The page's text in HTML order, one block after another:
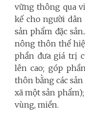
vững thông qua
kế cho người
sản phẩm đặc
nông thôn thể
phần đưa giá trị
lên cao; góp
thôn bằng các
xã một sản
vùng, miền.